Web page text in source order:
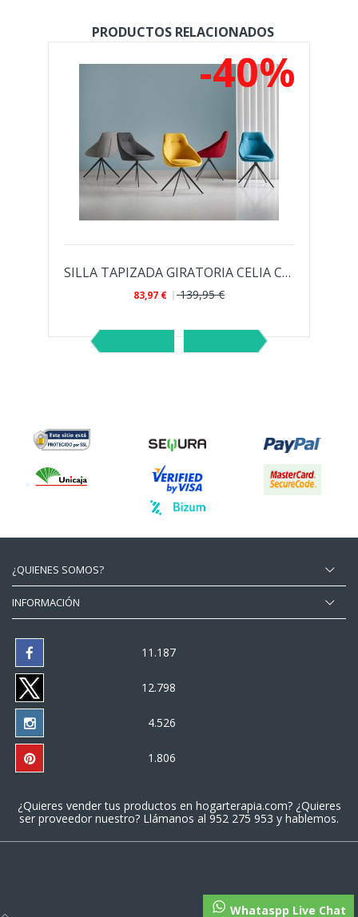
PRODUCTOS RELACIONADOS
-40%
SILLA TAPIZADA GIRATORIA CELIA CON PATAS...
83,97 € 139,95 €
¿QUIENES SOMOS?
INFORMACIÓN
11.187
12.798
4.526
1.806
¿Quieres vender tus productos en hogarterapia.com? ¿Quieres
ser proveedor nuestro? Llámanos al 952 275 953 y hablemos.
Whataspp Live Chat